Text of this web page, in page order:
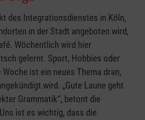
des Integrationsdienstes in Köln,
in der Stadt angeboten wird,
Wöchentlich wird hier
gelernt. Sport, Hobbies oder
ist ein neues Thema dran,
wird. „Gute Laune geht
Grammatik“, betont die
ist es wichtig, dass die